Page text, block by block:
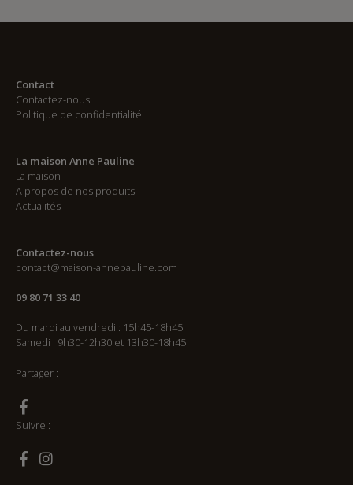
Contact
Contactez-nous
Politique de confidentialité
La maison Anne Pauline
La maison
A propos de nos produits
Actualités
Contactez-nous
contact@maison-annepauline.com
09 80 71 33 40
Du mardi au vendredi : 15h45-18h45
Samedi : 9h30-12h30 et 13h30-18h45
Partager :
Suivre :